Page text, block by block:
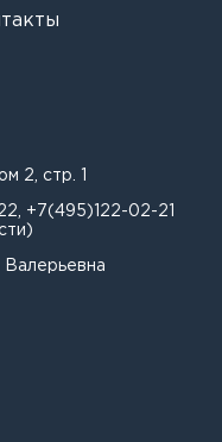
2, стр. 1
+7(495)122-02-21
Валерьевна
работы врач-
хирургии
образовательных